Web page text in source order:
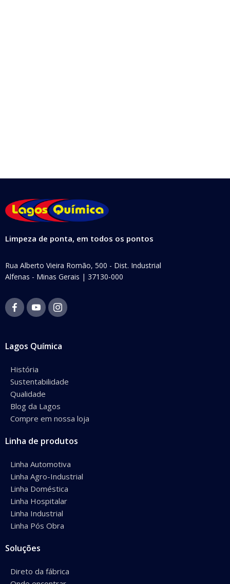
Lagos Química
História
Sustentabilidade
Qualidade
Blog da Lagos
Compre em nossa loja
Linha de produtos
Linha Automotiva
Linha Agro-Industrial
Linha Doméstica
Linha Hospitalar
Linha Industrial
Linha Pós Obra
Soluções
Direto da fábrica
Limpeza de ponta, em todos os pontos
Rua Alberto Vieira Romão, 500 - Dist. Industrial
Alfenas - Minas Gerais | 37130-000